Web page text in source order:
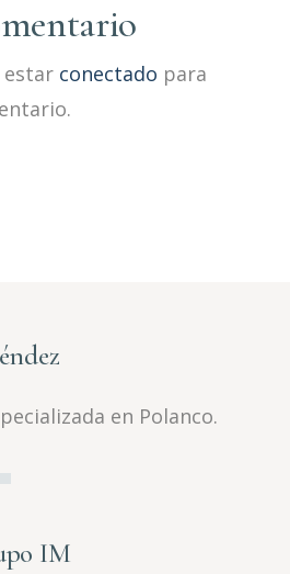
estar conectado para
en Polanco.
IM